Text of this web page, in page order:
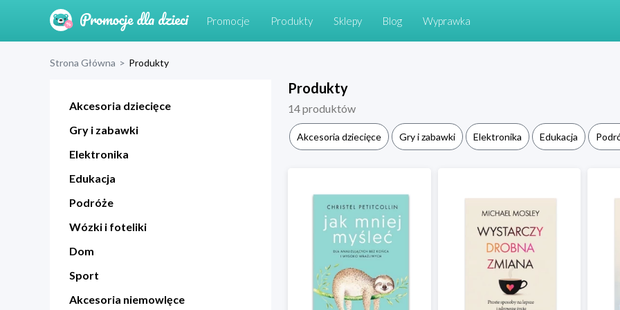
Promocje Produkty Sklepy Blog Wyprawka
Strona Główna > Produkty
Akcesoria dziecięce
Gry i zabawki
Elektronika
Edukacja
Podróże
Wózki i foteliki
Dom
Sport
Akcesoria niemowlęce
Produkty
14produktów
Akcesoria dziecięce Gry i zabawki Elektronika Edukacja